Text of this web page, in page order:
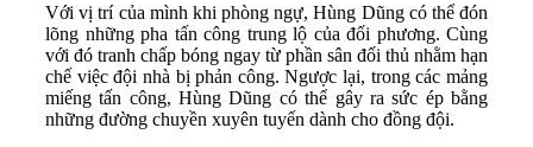
Với vị trí của mình khi phòng ngự, Hùng Dũng có thể đón
lõng những pha tấn công trung lộ của đối phương. Cùng
với đó tranh chấp bóng ngay từ phần sân đối thủ nhằm hạn
chế việc đội nhà bị phản công. Ngược lại, trong các mảng
miếng tấn công, Hùng Dũng có thể gây ra sức ép bằng
những đường chuyền xuyên tuyến dành cho đồng đội.